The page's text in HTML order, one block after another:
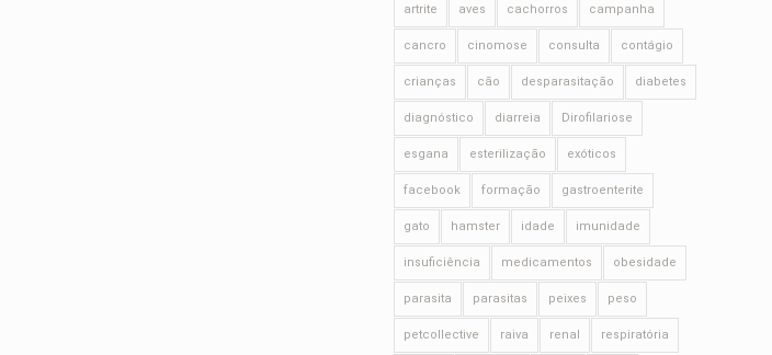
artrite aves cachorros campanha
cancro cinomose consulta contágio
crianças cão desparasitação diabetes
diagnóstico diarreia Dirofilariose
esgana esterilização exóticos
facebook formação gastroenterite
gato hamster idade imunidade
insuficiência medicamentos obesidade
parasita parasitas peixes peso
petcollective raiva renal respiratória